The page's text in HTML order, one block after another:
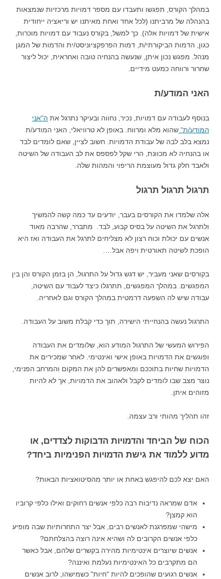
במהלך הקורס, תפגשו ותעבדו עם מספר דמויות מרכזיות שנמצאות
בהנהלה של מרביתנו (לכל אחד ואחת מאיתנו יש וריאציה ייחודית
אישית של דמויות אלה). כך למשל, בקורס נעבוד עם דמויות מוכרות,
כגון, הדמות הביקורתי/ת, דמות הפרפקציוניסט/ית והדמות של המגן
מנהל. מפגש נכון איתן, שנעשה בהנחיה טובה ואחראית, יכול ליצור
שחרור ורווחה כמעט מידיים.
האני המודע/ת
בנוסף לעבודה עם דמויות, נכיר, נחווה ובעיקר נתרגל את ה"אני
המודע/ת" שהוא מלא ומרווח. באופן לא טרוויאלי, האני המודע/ת
נמצא בלב לבה של עבודת הדמויות. חשוב לציין, שאם לומדים לבד
או בהנחיה לא מכוונת, הרי שקל לפספס את לב העבודה של השיטה
ולאבד חלק גדול מעוצמת הריפוי והמהות שלה.
תרגול תרגול תרגול
אלה שלמדו את הקורסים בעבר, יודעים עד כמה קשה להמשיך
ולתרגל את השיטה על בסיס קבוע, לבד. מתברר, שהרבה מאוד
אנשים עם יכולת וכוח רצון לא מצליחים לתרגל את העבודה ואז היא
הופכת לשיטה תאורטית ויפה אבל….
בקורסים שאני מעביר, יש דגש גדול על התרגול, הן בזמן הקורס והן בין
המפגשים. במהלך המפגשים, תתרגלו כיצד לעבוד עם השיטה,
עבודה שיש לה השפעה דרמטית במהלך הקורס וגם לאחריה.
התרגול נעשה בהנחייתי הישירה, תוך כדי קבלת משוב על העבודה.
הפירוש המעשי של התרגול המודע הוא, שלומדים את העבודה
ופוגשים את הדמויות באופן אישי ואינטימי. לאחר שמכירים את
הדמויות שחיות בתוככם ומאפשרים להן את המקום והמרחב הפנימי,
נוצר מצב שבו לומדים לקבל ולאהוב את הדמויות, אך לא להיות
מזוהים איתן.
זהו תהליך מהותי ורב עצמה.
הכוח של הביחד והדמויות הדבוקות לצדדים, או
מדוע ללמוד את גישת הדמויות הפנימיות ביחד?
האם יצא לכם להיפגש באחת או יותר מהסיטואציות הבאות?
אדם שמראה נדיבות רבה כלפי אנשים רחוקים ואילו כלפי קרוביו
הוא קמצן?
מישהי שמפרגנת לאנשים רבים, אבל יצר התחרותיות שבה מופיע
כלפי אנשים הקרובים לה ושהיא אינה רוצה בהצלחתם?
אנשים שיוצרים אינטימיות מהירה בקשרים שלהם, אבל כאשר
הם מתקרבים כל האינטימיות נעלמת ואיננה?
אנשים רגועים שהופכים להיות "חיות" כשמישהו, לרוב אנשים